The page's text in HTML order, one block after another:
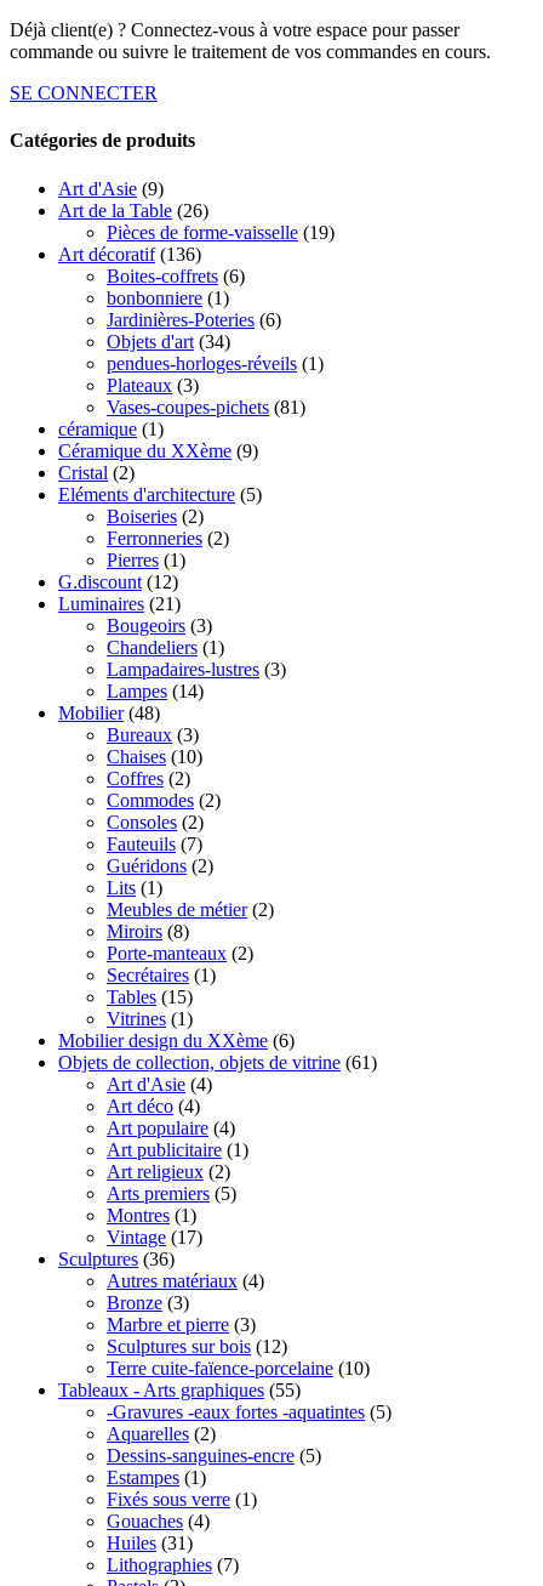
Déjà client(e) ? Connectez-vous à votre espace pour passer
commande ou suivre le traitement de vos commandes en cours.
SE CONNECTER
Catégories de produits
Art d'Asie (9)
Art de la Table (26)
Pièces de forme-vaisselle (19)
Art décoratif (136)
Boites-coffrets (6)
bonbonniere (1)
Jardinières-Poteries (6)
Objets d'art (34)
pendues-horloges-réveils (1)
Plateaux (3)
Vases-coupes-pichets (81)
céramique (1)
Céramique du XXème (9)
Cristal (2)
Eléments d'architecture (5)
Boiseries (2)
Ferronneries (2)
Pierres (1)
G.discount (12)
Luminaires (21)
Bougeoirs (3)
Chandeliers (1)
Lampadaires-lustres (3)
Lampes (14)
Mobilier (48)
Bureaux (3)
Chaises (10)
Coffres (2)
Commodes (2)
Consoles (2)
Fauteuils (7)
Guéridons (2)
Lits (1)
Meubles de métier (2)
Miroirs (8)
Porte-manteaux (2)
Secrétaires (1)
Tables (15)
Vitrines (1)
Mobilier design du XXème (6)
Objets de collection, objets de vitrine (61)
Art d'Asie (4)
Art déco (4)
Art populaire (4)
Art publicitaire (1)
Art religieux (2)
Arts premiers (5)
Montres (1)
Vintage (17)
Sculptures (36)
Autres matériaux (4)
Bronze (3)
Marbre et pierre (3)
Sculptures sur bois (12)
Terre cuite-faïence-porcelaine (10)
Tableaux - Arts graphiques (55)
-Gravures -eaux fortes -aquatintes (5)
Aquarelles (2)
Dessins-sanguines-encre (5)
Estampes (1)
Fixés sous verre (1)
Gouaches (4)
Huiles (31)
Lithographies (7)